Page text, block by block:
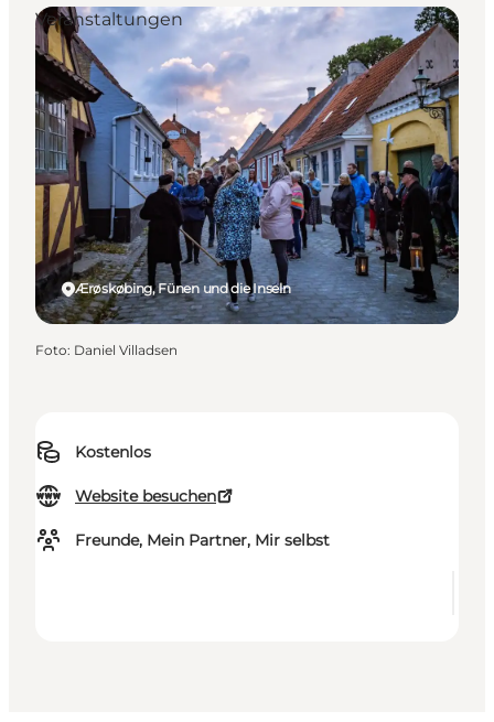
Kostenlos
Website besuchen
Freunde, Mein Partner, Mir selbst
Ærøskøbing, Fünen und die Inseln
Veranstaltungen
Foto: Daniel Villadsen